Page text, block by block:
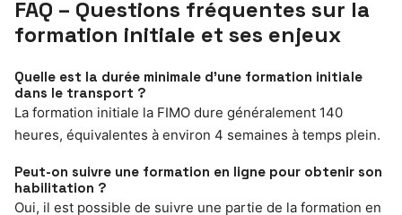
FAQ – Questions fréquentes sur la
formation initiale et ses enjeux
Quelle est la durée minimale d’une formation initiale
dans le transport ?
La formation initiale la FIMO dure généralement 140
heures, équivalentes à environ 4 semaines à temps plein.
Peut-on suivre une formation en ligne pour obtenir son
habilitation ?
Oui, il est possible de suivre une partie de la formation en